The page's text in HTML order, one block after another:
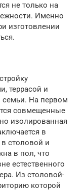
не только на
Именно
изготовлении
террасой и
семьи. На первом
совмещенные
изолированная
в
столовой и
в пол, что
естественного
Из столовой-
которой